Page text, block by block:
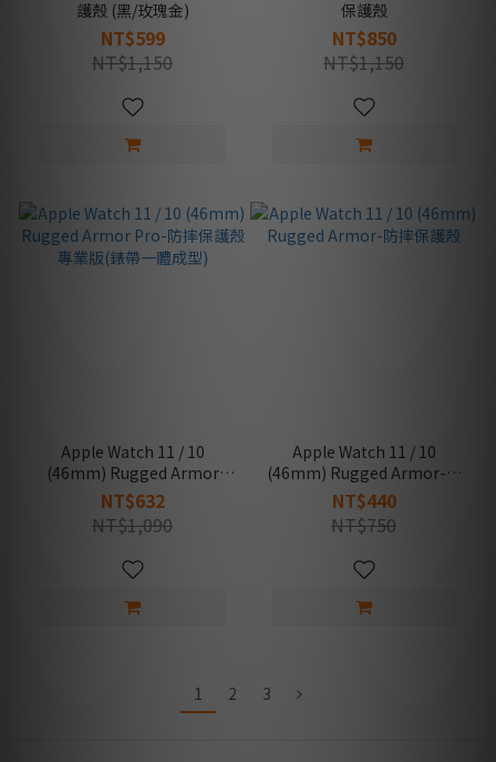
護殼 (黑/玫瑰金)
NT$599
NT$1,150
保護殼
NT$850
NT$1,150
Apple Watch 11 / 10
(46mm) Rugged Armor
Pro-防摔保護殼專業版(錶帶
一體成型)
NT$632
NT$1,090
Apple Watch 11 / 10
(46mm) Rugged Armor-防
摔保護殼
NT$440
NT$750
1 2 3